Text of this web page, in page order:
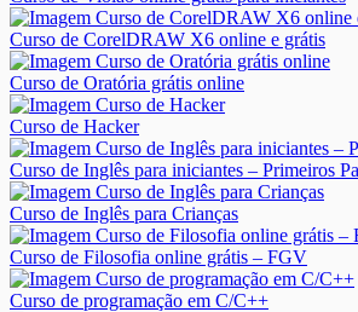
Curso de CorelDRAW X6 online e grátis
Curso de Oratória grátis online
Curso de Hacker
Curso de Inglês para iniciantes – Primeiros
Curso de Inglês para Crianças
Curso de Filosofia online grátis – FGV
Curso de programação em C/C++